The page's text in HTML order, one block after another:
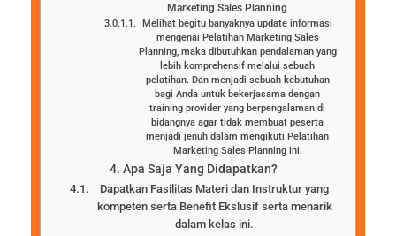
Marketing Sales Planning
Melihat begitu banyaknya update informasi
mengenai Pelatihan Marketing Sales
Planning, maka dibutuhkan pendalaman yang
lebih komprehensif melalui sebuah
pelatihan. Dan menjadi sebuah kebutuhan
bagi Anda untuk bekerjasama dengan
training provider yang berpengalaman di
bidangnya agar tidak membuat peserta
menjadi jenuh dalam mengikuti Pelatihan
Marketing Sales Planning ini.
Apa Saja Yang Didapatkan?
Dapatkan Fasilitas Materi dan Instruktur yang
kompeten serta Benefit Ekslusif serta menarik
dalam kelas ini.